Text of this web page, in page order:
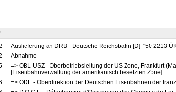
Auslieferung an DRB - Deutsche Reichsbahn [D] "50 2213
Abnahme
=> OBL-USZ - Oberbetriebsleitung der US Zone, Frankfurt
[Eisenbahnverwaltung der amerikanisch besetzten Zone]
=> ODE - Oberdirektion der Deutschen Eisenbahnen der